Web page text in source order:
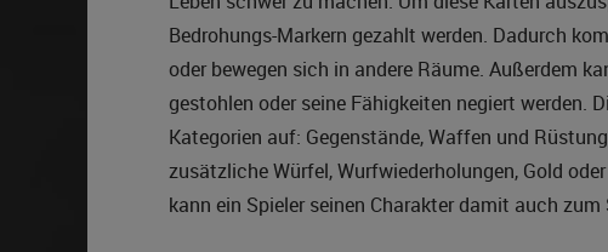
Bedrohungs-Markern gezahlt werden. Dadurch
oder bewegen sich in andere Räume. Außerdem
gestohlen oder seine Fähigkeiten negiert werden.
Kategorien auf: Gegenstände, Waffen und
zusätzliche Würfel, Wurfwiederholungen, Gold
kann ein Spieler seinen Charakter damit auch